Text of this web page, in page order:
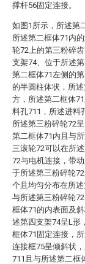
撑杆56固定连接。
如图1所示，所述第
所述第二框体71内
轮72上的第三粉碎
支架74、位于所述
第二框体71左侧的
的半圆柱体状，所
方，所述第二框体
料孔711，所述进料
所述第三粉碎轮72
第二框体71内且与
三滚轮72可以在所
72与电机连接，带
于所述第三粉碎轮
个且均匀分布在所
与所述第三粉碎轮
框体71的内表面及
述第四支架74呈L形
框体71固定连接，
连接框75呈倾斜状
711且与所述第二框